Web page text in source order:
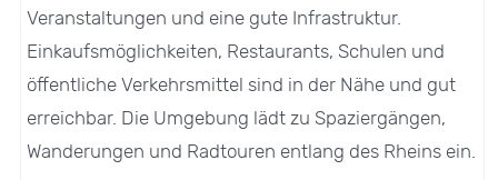
Veranstaltungen und eine gute Infrastruktur.
Einkaufsmöglichkeiten, Restaurants, Schulen und
öffentliche Verkehrsmittel sind in der Nähe und gut
erreichbar. Die Umgebung lädt zu Spaziergängen,
Wanderungen und Radtouren entlang des Rheins ein.